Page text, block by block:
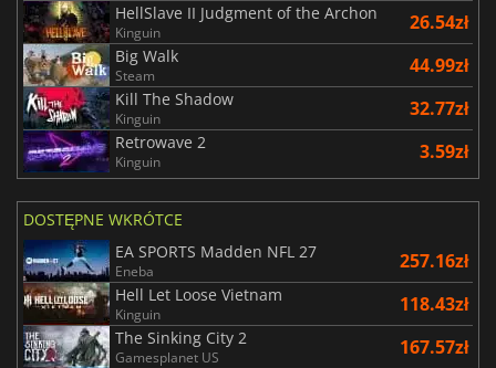
HellSlave II Judgment of the Archon
Kinguin 26.54zł
Big Walk
Steam 44.99zł
Kill The Shadow
Kinguin 32.77zł
Retrowave 2
Kinguin 3.59zł
DOSTĘPNE WKRÓTCE
EA SPORTS Madden NFL 27
Eneba 257.16zł
Hell Let Loose Vietnam
Kinguin 118.43zł
The Sinking City 2
Gamesplanet US 167.57zł